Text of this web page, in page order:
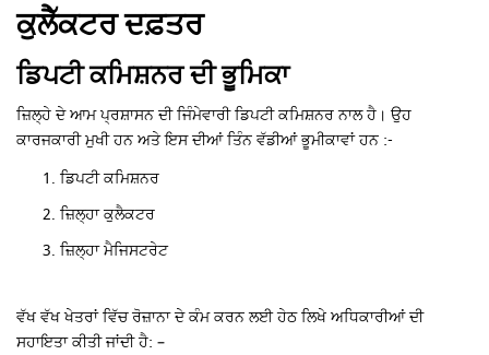
ਕੁਲੈੱਕਟਰ ਦਫ਼ਤਰ
ਡਿਪਟੀ ਕਮਿਸ਼ਨਰ ਦੀ ਭੂਮਿਕਾ
ਜ਼ਿਲ੍ਹੇ ਦੇ ਆਮ ਪ੍ਰਸ਼ਾਸਨ ਦੀ ਜਿੰਮੇਵਾਰੀ ਡਿਪਟੀ ਕਮਿਸ਼ਨਰ ਨਾਲ ਹੈ। ਉਹ
ਕਾਰਜਕਾਰੀ ਮੁਖੀ ਹਨ ਅਤੇ ਇਸ ਦੀਆਂ ਤਿੰਨ ਵੱਡੀਆਂ ਭੂਮੀਕਾਵਾਂ ਹਨ :-
ਡਿਪਟੀ ਕਮਿਸ਼ਨਰ
ਜ਼ਿਲ੍ਹਾ ਕੁਲੈਕਟਰ
ਜ਼ਿਲ੍ਹਾ ਮੈਜਿਸਟਰੇਟ
ਵੱਖ ਵੱਖ ਖੇਤਰਾਂ ਵਿੱਚ ਰੋਜ਼ਾਨਾ ਦੇ ਕੰਮ ਕਰਨ ਲਈ ਹੇਠ ਲਿਖੇ ਅਧਿਕਾਰੀਆਂ ਦੀ
ਸਹਾਇਤਾ ਕੀਤੀ ਜਾਂਦੀ ਹੈ: –